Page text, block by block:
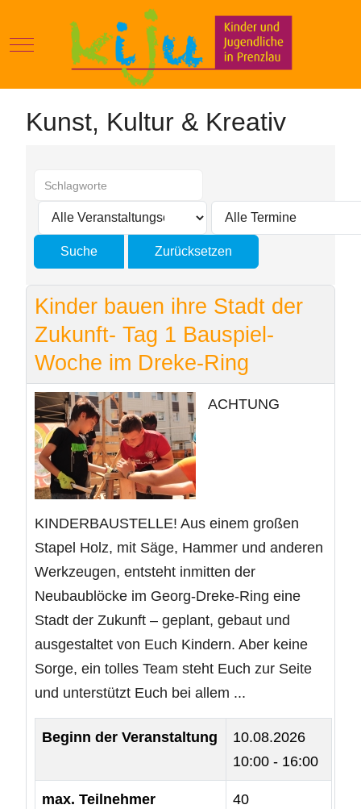
Mobile Menu Toggle
Kunst, Kultur & Kreativ
Kinder bauen ihre Stadt der
Zukunft- Tag 1 Bauspiel-
Woche im Dreke-Ring
ACHTUNG
KINDERBAUSTELLE! Aus einem großen
Stapel Holz, mit Säge, Hammer und anderen
Werkzeugen, entsteht inmitten der
Neubaublöcke im Georg-Dreke-Ring eine
Stadt der Zukunft – geplant, gebaut und
ausgestaltet von Euch Kindern. Aber keine
Sorge, ein tolles Team steht Euch zur Seite
und unterstützt Euch bei allem ...
Beginn der Veranstaltung
10.08.2026
10:00 - 16:00
max. Teilnehmer 40